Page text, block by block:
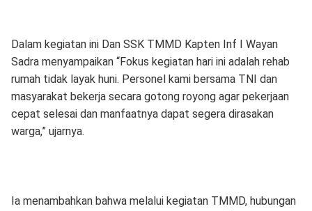
Dalam kegiatan ini Dan SSK TMMD Kapten Inf I Wayan
Sadra menyampaikan “Fokus kegiatan hari ini adalah rehab
rumah tidak layak huni. Personel kami bersama TNI dan
masyarakat bekerja secara gotong royong agar pekerjaan
cepat selesai dan manfaatnya dapat segera dirasakan
warga,” ujarnya.
Ia menambahkan bahwa melalui kegiatan TMMD, hubungan